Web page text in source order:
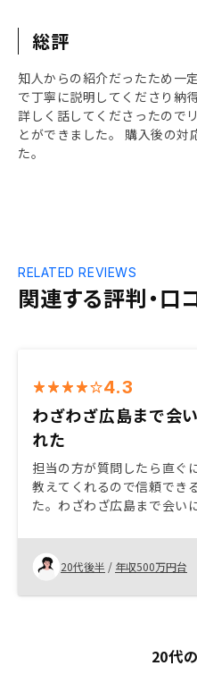
総評
知人からの紹介だったため一
で丁寧に説明してくださり納
詳しく話してくださったので
とができました。 購入後の
た。
関連する評判・口
RELATED REVIEWS
4.3
わざわざ広島まで会
れた
担当の方が質問したら直ぐ
教えてくれるので信頼でき
た。わざわざ広島まで会い
かをその場で説明しながら
のも助かりました。担当者
投資していて妻にも仕事辞
貰えば良かったと実体験を
本当に悔しそうなのが伝わ
20代後半 / 年収500万円台
20代